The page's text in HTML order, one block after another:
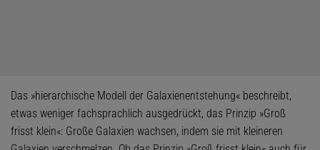
Das »hierarchische Modell der Galaxienentstehung« beschreibt,
etwas weniger fachsprachlich ausgedrückt, das Prinzip »Groß
frisst klein«: Große Galaxien wachsen, indem sie mit kleineren